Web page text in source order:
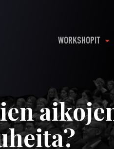
WORKSHOPIT